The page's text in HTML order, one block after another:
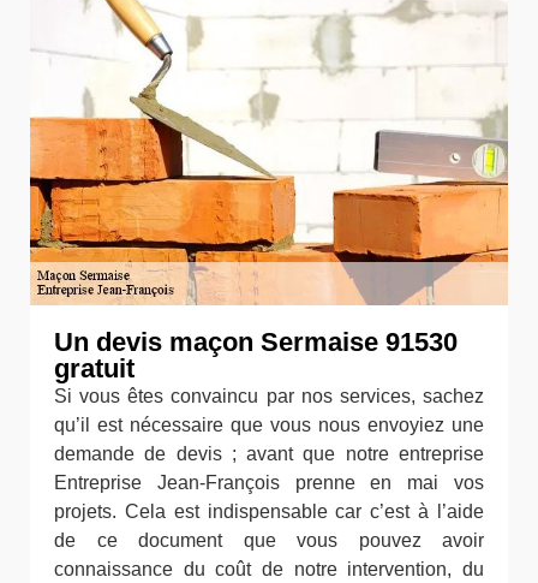
Un devis maçon Sermaise 91530
gratuit
Si vous êtes convaincu par nos services, sachez
qu’il est nécessaire que vous nous envoyiez une
demande de devis ; avant que notre entreprise
Entreprise Jean-François prenne en mai vos
projets. Cela est indispensable car c’est à l’aide
de ce document que vous pouvez avoir
connaissance du coût de notre intervention, du